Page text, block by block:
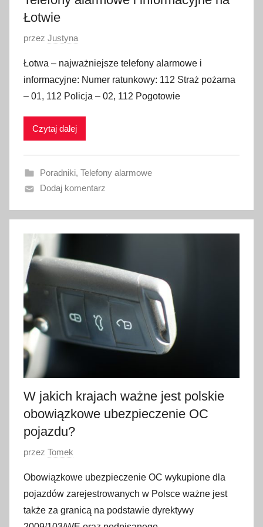
Łotwie
O
u
b
l
i
a
n
1
5
u
d
n
a
2
0
2
przez Justyna
Łotwa – najważniejsze telefony alarmowe i
informacyjne: Numer ratunkowy: 112 Straż pożarna
– 01, 112 Policja – 02, 112 Pogotowie
Czytaj dalej
Poradniki, Telefony alarmowe
Dodaj komentarz
W jakich krajach ważne jest polskie
obowiązkowe ubezpieczenie OC
pojazdu?
O
u
b
l
przez Tomek
Obowiązkowe ubezpieczenie OC wykupione dla
pojazdów zarejestrowanych w Polsce ważne jest
także za granicą na podstawie dyrektywy